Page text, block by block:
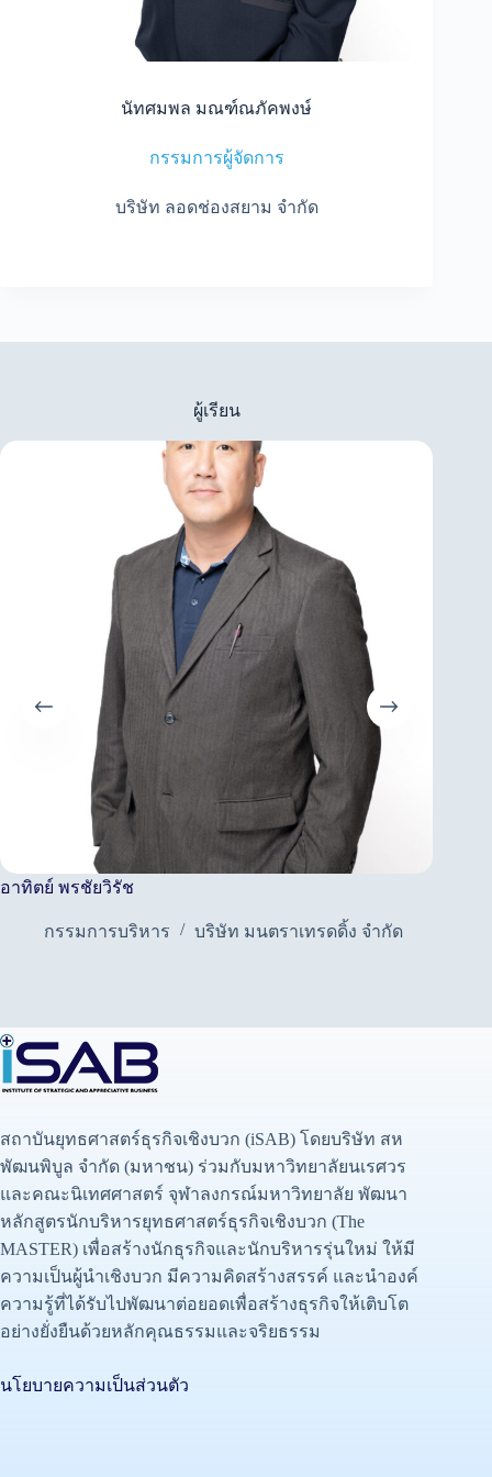
นัทศมพล มณฑ์ณภัคพงษ์
กรรมการผู้จัดการ
บริษัท ลอดช่องสยาม จำกัด
ผู้เรียน
อาทิตย์ พรชัยวิรัช
กรรมการบริหาร บริษัท มนตราเทรดดิ้ง จำกัด
สถาบันยุทธศาสตร์ธุรกิจเชิงบวก (iSAB) โดยบริษัท สห
พัฒนพิบูล จำกัด (มหาชน) ร่วมกับมหาวิทยาลัยนเรศวร
และคณะนิเทศศาสตร์ จุฬาลงกรณ์มหาวิทยาลัย พัฒนา
หลักสูตรนักบริหารยุทธศาสตร์ธุรกิจเชิงบวก (The
MASTER) เพื่อสร้างนักธุรกิจและนักบริหารรุ่นใหม่ ให้มี
ความเป็นผู้นำเชิงบวก มีความคิดสร้างสรรค์ และนำองค์
ความรู้ที่ได้รับไปพัฒนาต่อยอดเพื่อสร้างธุรกิจให้เติบโต
อย่างยั่งยืนด้วยหลักคุณธรรมและจริยธรรม
นโยบายความเป็นส่วนตัว